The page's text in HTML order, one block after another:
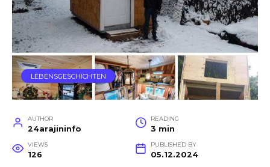
LEBENSGESCHICHTEN
AUTHOR
24arajininfo
READING
3 min
VIEWS
126
PUBLISHED BY
05.12.2024